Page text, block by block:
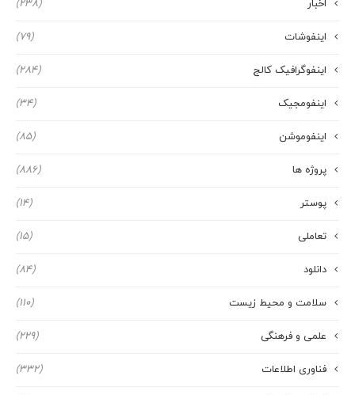
اخبار (238)
اینفوشات (79)
اینفوگرافیک کالج (284)
اینفومجیک (34)
اینفوموشن (85)
پروژه ها (886)
پوستر (14)
تعاملی (15)
دانلود (84)
سلامت و محیط زیست (110)
علمی و فرهنگی (229)
فناوری اطلاعات (332)